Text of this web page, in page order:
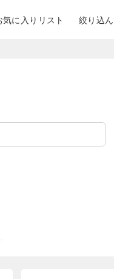
気に入りリスト 絞り込